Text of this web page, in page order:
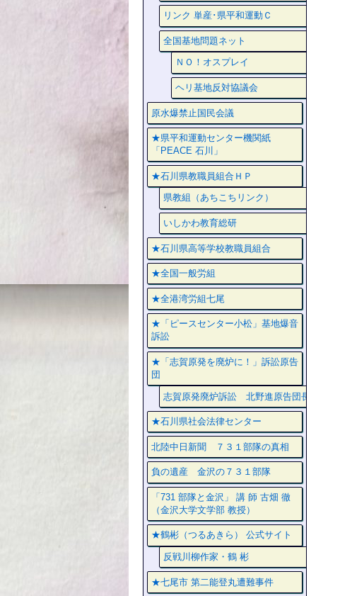
リンク 単産･県平和運動Ｃ
全国基地問題ネット
ＮＯ！オスプレイ
ヘリ基地反対協議会
原水爆禁止国民会議
★県平和運動センター機関紙
「PEACE 石川」
★石川県教職員組合ＨＰ
県教組（あちこちリンク）
いしかわ教育総研
★石川県高等学校教職員組合
★全国一般労組
★全港湾労組七尾
★「ピースセンター小松」基地爆音
訴訟
★「志賀原発を廃炉に！」訴訟原告
団
志賀原発廃炉訴訟 北野進原告団長
★石川県社会法律センター
北陸中日新聞 ７３１部隊の真相
負の遺産 金沢の７３１部隊
「731 部隊と金沢」 講 師 古畑 徹
（金沢大学文学部 教授）
★鶴彬（つるあきら） 公式サイト
反戦川柳作家・鶴 彬
★七尾市 第二能登丸遭難事件